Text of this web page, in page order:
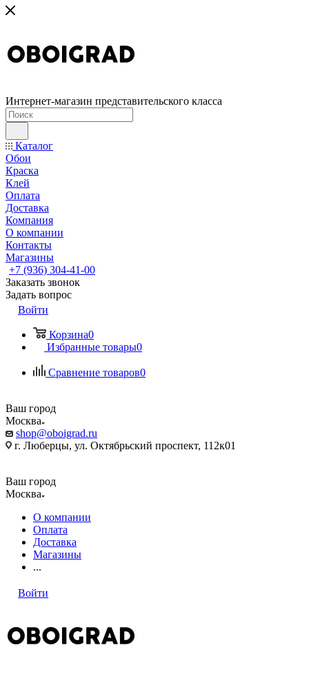
Интернет-магазин представительского класса
Каталог
Обои
Краска
Клей
Оплата
Доставка
Компания
О компании
Контакты
Магазины
+7 (936) 304-41-00
Заказать звонок
Задать вопрос
Войти
Корзина0
Избранные товары0
Сравнение товаров0
Ваш город
Москва
shop@oboigrad.ru
г. Люберцы, ул. Октябрьский проспект, 112к01
Ваш город
Москва
О компании
Оплата
Доставка
Магазины
...
Войти